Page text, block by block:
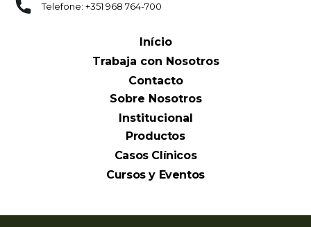
Telefone: +351 968 764-700
Início
Trabaja con Nosotros
Contacto
Sobre Nosotros
Institucional
Productos
Casos Clínicos
Cursos y Eventos